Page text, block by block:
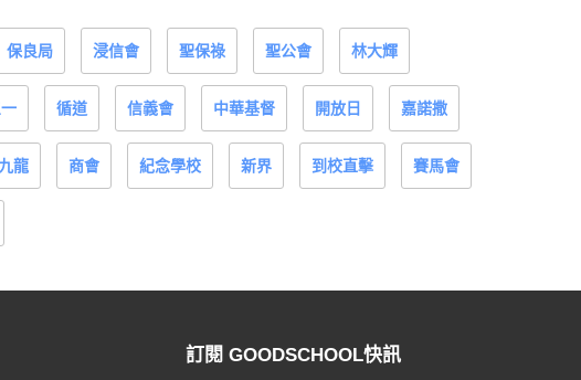
保良局 浸信會 聖保祿 聖公會 林大輝
循道 信義會 中華基督 開放日 嘉諾撒
九龍 商會 紀念學校 新界 到校直擊 賽馬會
訂閱 GOODSCHOOL快訊